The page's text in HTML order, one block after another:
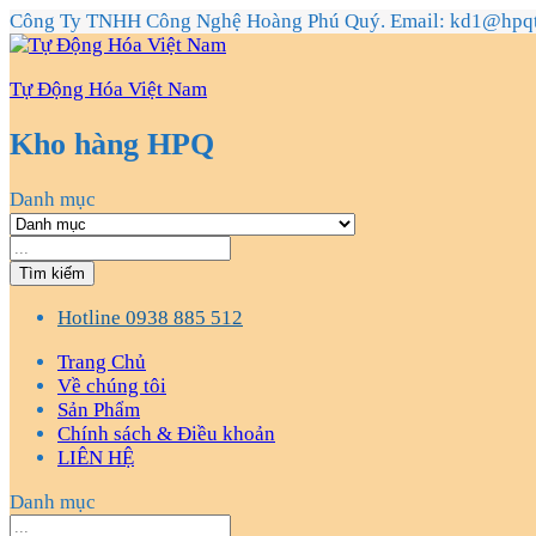
Công Ty TNHH Công Nghệ Hoàng Phú Quý. Email:
Tự Động Hóa Việt Nam
Kho hàng HPQ
Danh mục
Tìm kiếm
Hotline 0938 885 512
Trang Chủ
Về chúng tôi
Sản Phẩm
Chính sách & Điều khoản
LIÊN HỆ
Danh mục